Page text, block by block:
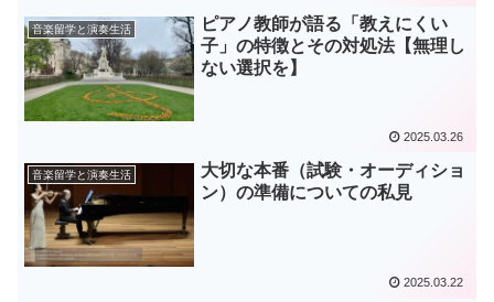
音楽留学と演奏生活
ピアノ教師が語る「教えにくい
子」の特徴とその対処法【無理し
ない選択を】
2025.03.26
音楽留学と演奏生活
大切な本番（試験・オーディショ
ン）の準備についての私見
2025.03.22